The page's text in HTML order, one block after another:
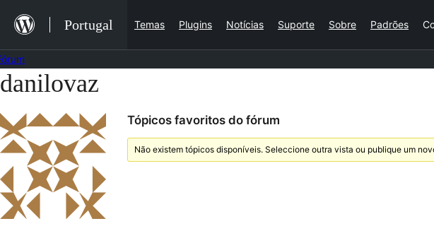
para
o
conteúdo
Portugal Temas Plugins Notícias Suporte Sobre Padrões
Saltar
o
conteúdo
danilovaz
Tópicos favoritos do fórum
Não existem tópicos disponíveis. Seleccione outra vista ou publique um